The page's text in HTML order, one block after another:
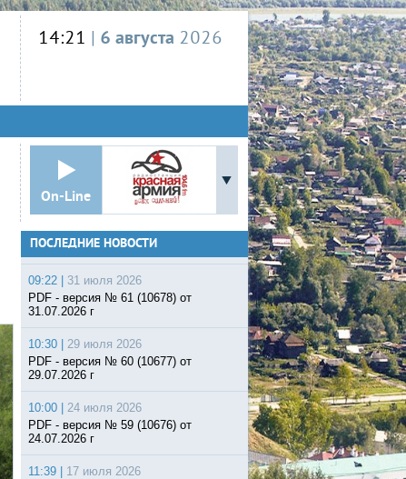
14:21 | 6 августа 2026
On-Line
ПОСЛЕДНИЕ НОВОСТИ
09:22 |
31 июля 2026
PDF - версия № 61 (10678) от
31.07.2026 г
10:30 |
29 июля 2026
PDF - версия № 60 (10677) от
29.07.2026 г
10:00 |
24 июля 2026
PDF - версия № 59 (10676) от
24.07.2026 г
11:39 |
17 июля 2026